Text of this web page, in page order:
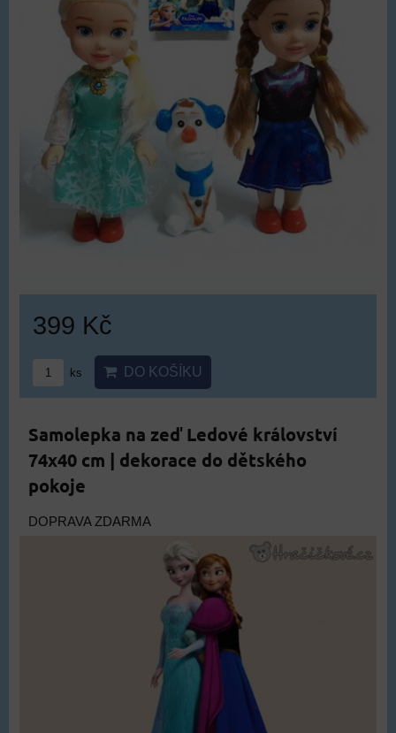
399 Kč
ks DO KOŠÍKU
Samolepka na zeď Ledové království
74x40 cm | dekorace do dětského
pokoje
DOPRAVA ZDARMA